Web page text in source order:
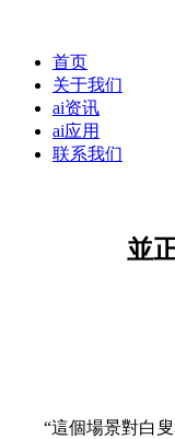
首页
关于我们
ai资讯
ai应用
联系我们
並
“這個場景對白叟